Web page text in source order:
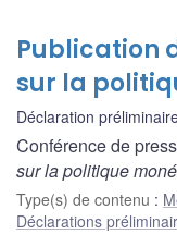
Publication
sur la
Déclaration
Conférence de
sur la politique
Type(s) de contenu :
Déclarations